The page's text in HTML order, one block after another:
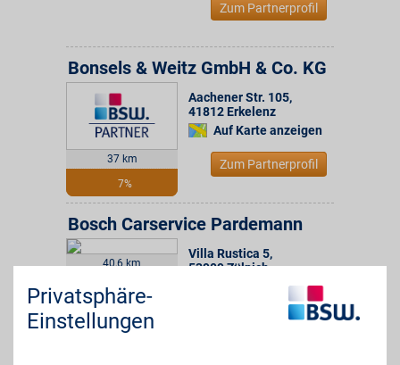
Zum Partnerprofil
37 km
7%
Bonsels & Weitz GmbH & Co. KG
Aachener Str. 105,
41812 Erkelenz
Auf Karte anzeigen
Zum Partnerprofil
40,6 km
5%
Bosch Carservice Pardemann
Villa Rustica 5,
53909Zülpich
Auf Karte anzeigen
Zum Partnerprofil
Privatsphäre-
Einstellungen